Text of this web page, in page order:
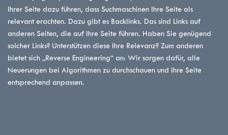
Ihrer Seite dazu führen, dass Suchmaschinen Ihre Seite als
relevant erachten. Dazu gibt es Backlinks. Das sind Links auf
anderen Seiten, die auf Ihre Seite führen. Haben Sie genügend
solcher Links? Unterstützen diese Ihre Relevanz? Zum anderen
bietet sich „Reverse Engineering“ an: Wir sorgen dafür, alle
Neuerungen bei Algorithmen zu durchschauen und Ihre Seite
entsprechend anpassen.